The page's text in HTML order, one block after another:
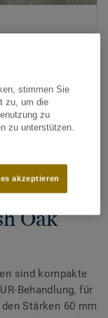
anzeigen (200)
für
Oak
sind kompakte
Behandlung, für
Stärken 60 mm
stimmen Sie
zu, um die
zu
zu unterstützen.
akzeptieren